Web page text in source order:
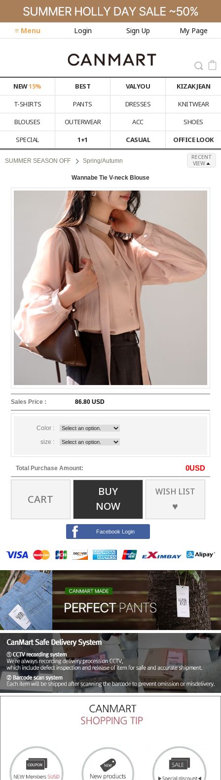
≡ Menu Login Sign Up My Page
NEW15% BEST VALYOU
KIZAK JEAN
T-SHIRTS
PANTS DRESSES
KNITWEAR
BLOUSES
OUTERWEAR ACC
SHOES
SPECIAL
1+1 CASUAL OFFICE LOOK
SUMMER SEASON OFF Spring/Autumn
RECENT
VIEW
Wannabe Tie V-neck Blouse
Sales Price : 86.80 USD
Color :
size :
Total Purchase Amount: 0USD
CART
BUY
NOW
WISH LIST
♥
Facebook Login